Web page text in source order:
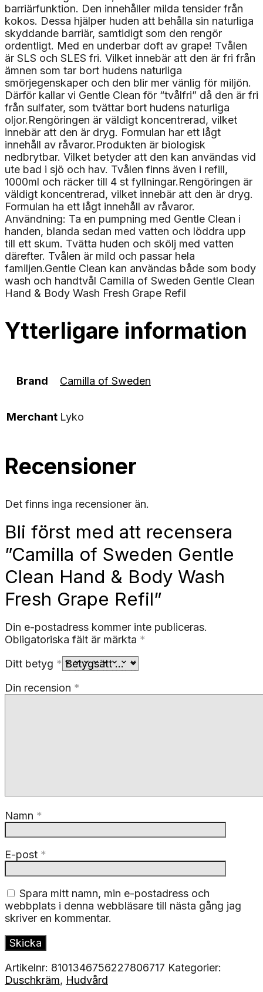
barriärfunktion. Den innehåller milda tensider från
kokos. Dessa hjälper huden att behålla sin naturliga
skyddande barriär, samtidigt som den rengör
ordentligt. Med en underbar doft av grape! Tvålen
är SLS och SLES fri. Vilket innebär att den är fri från
ämnen som tar bort hudens naturliga
smörjegenskaper och den blir mer vänlig för miljön.
Därför kallar vi Gentle Clean för “tvålfri” då den är fri
från sulfater, som tvättar bort hudens naturliga
oljor.Rengöringen är väldigt koncentrerad, vilket
innebär att den är dryg. Formulan har ett lågt
innehåll av råvaror.Produkten är biologisk
nedbrytbar. Vilket betyder att den kan användas vid
ute bad i sjö och hav. Tvålen finns även i refill,
1000ml och räcker till 4 st fyllningar.Rengöringen är
väldigt koncentrerad, vilket innebär att den är dryg.
Formulan ha ett lågt innehåll av råvaror.
Användning: Ta en pumpning med Gentle Clean i
handen, blanda sedan med vatten och löddra upp
till ett skum. Tvätta huden och skölj med vatten
därefter. Tvålen är mild och passar hela
familjen.Gentle Clean kan användas både som body
wash och handtvål Camilla of Sweden Gentle Clean
Hand & Body Wash Fresh Grape Refil
Ytterligare information
Brand Camilla of Sweden
Merchant Lyko
Recensioner
Det finns inga recensioner än.
Bli först med att recensera
”Camilla of Sweden Gentle
Clean Hand & Body Wash
Fresh Grape Refil”
Din e-postadress kommer inte publiceras.
Obligatoriska fält är märkta *
Ditt betyg *
Din recension *
Namn *
E-post *
Spara mitt namn, min e-postadress och
webbplats i denna webbläsare till nästa gång jag
skriver en kommentar.
Artikelnr: 8101346756227806717 Kategorier:
Duschkräm, Hudvård